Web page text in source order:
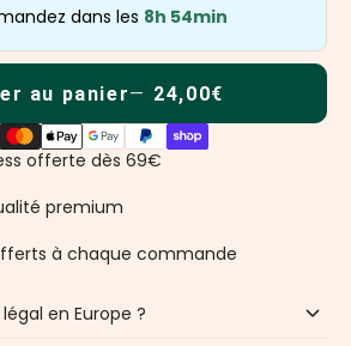
dans les 8h 54min
au panier 24,00€
offerte dès 69€
premium
à chaque commande
en Europe ?